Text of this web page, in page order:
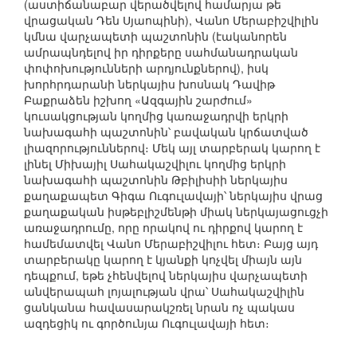
(աստիճանաբար վերածվելով համարյա թե
վրացական Դեն Սյաոպինի), Վանո Մերաբիշվիլին
կմնա վարչապետի պաշտոնին (էականորեն
ամրապնդելով իր դիրքերը սահմանադրական
փոփոխությունների արդյունքներով), իսկ
խորհրդարանի ներկայիս խոսնակ Դավիթ
Բաքրաձեն իշխող «Ազգային շարժում»
կուսակցության կողմից կառաջադրվի երկրի
նախագահի պաշտոնին՝ բավական կրճատված
լիազորություններով։ Մեկ այլ տարբերակ կարող է
լինել Միխայիլ Սահակաշվիլու կողմից երկրի
նախագահի պաշտոնին Թբիլիսիի ներկայիս
քաղաքապետ Գիգա Ուգուլավայի՝ ներկայիս վրաց
քաղաքական իսթեբլիշմենթի միակ ներկայացուցչի
առաջադրումը, որը որակով ու դիրքով կարող է
համեմատվել Վանո Մերաբիշվիլու հետ։ Բայց այդ
տարբերակը կարող է կյանքի կոչվել միայն այն
դեպքում, եթե չհենվելով ներկայիս վարչապետի
անվերապահ լոյալության վրա՝ Սահակաշվիլին
ցանկանա հավասարակշռել նրան ոչ պակաս
ազդեցիկ ու գործունյա Ուգուլավայի հետ։